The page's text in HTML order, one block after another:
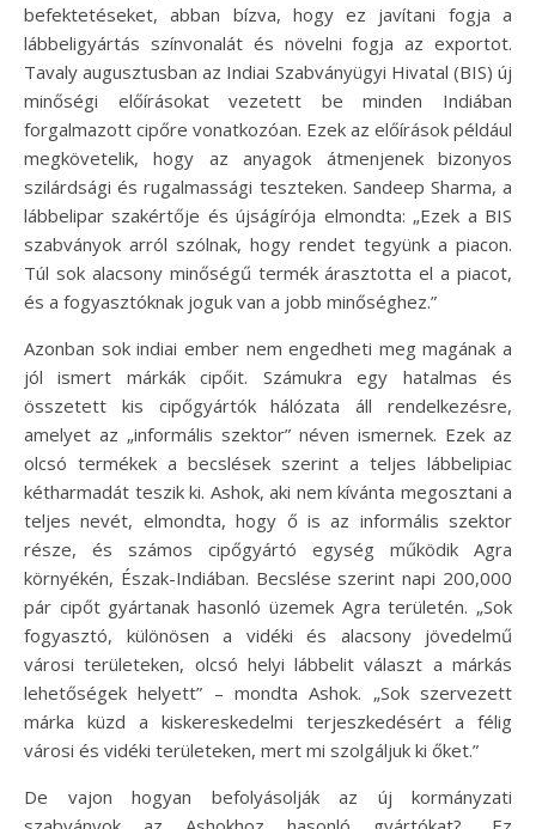
befektetéseket, abban bízva, hogy ez javítani fogja a
lábbeligyártás színvonalát és növelni fogja az exportot.
Tavaly augusztusban az Indiai Szabványügyi Hivatal (BIS) új
minőségi előírásokat vezetett be minden Indiában
forgalmazott cipőre vonatkozóan. Ezek az előírások például
megkövetelik, hogy az anyagok átmenjenek bizonyos
szilárdsági és rugalmassági teszteken. Sandeep Sharma, a
lábbelipar szakértője és újságírója elmondta: „Ezek a BIS
szabványok arról szólnak, hogy rendet tegyünk a piacon.
Túl sok alacsony minőségű termék árasztotta el a piacot,
és a fogyasztóknak joguk van a jobb minőséghez.”
Azonban sok indiai ember nem engedheti meg magának a
jól ismert márkák cipőit. Számukra egy hatalmas és
összetett kis cipőgyártók hálózata áll rendelkezésre,
amelyet az „informális szektor” néven ismernek. Ezek az
olcsó termékek a becslések szerint a teljes lábbelipiac
kétharmadát teszik ki. Ashok, aki nem kívánta megosztani a
teljes nevét, elmondta, hogy ő is az informális szektor
része, és számos cipőgyártó egység működik Agra
környékén, Észak-Indiában. Becslése szerint napi 200,000
pár cipőt gyártanak hasonló üzemek Agra területén. „Sok
fogyasztó, különösen a vidéki és alacsony jövedelmű
városi területeken, olcsó helyi lábbelit választ a márkás
lehetőségek helyett” – mondta Ashok. „Sok szervezett
márka küzd a kiskereskedelmi terjeszkedésért a félig
városi és vidéki területeken, mert mi szolgáljuk ki őket.”
De vajon hogyan befolyásolják az új kormányzati